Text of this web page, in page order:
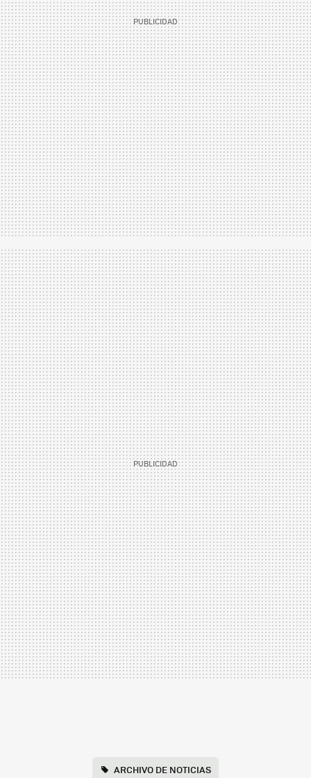
ARCHIVO DE NOTICIAS